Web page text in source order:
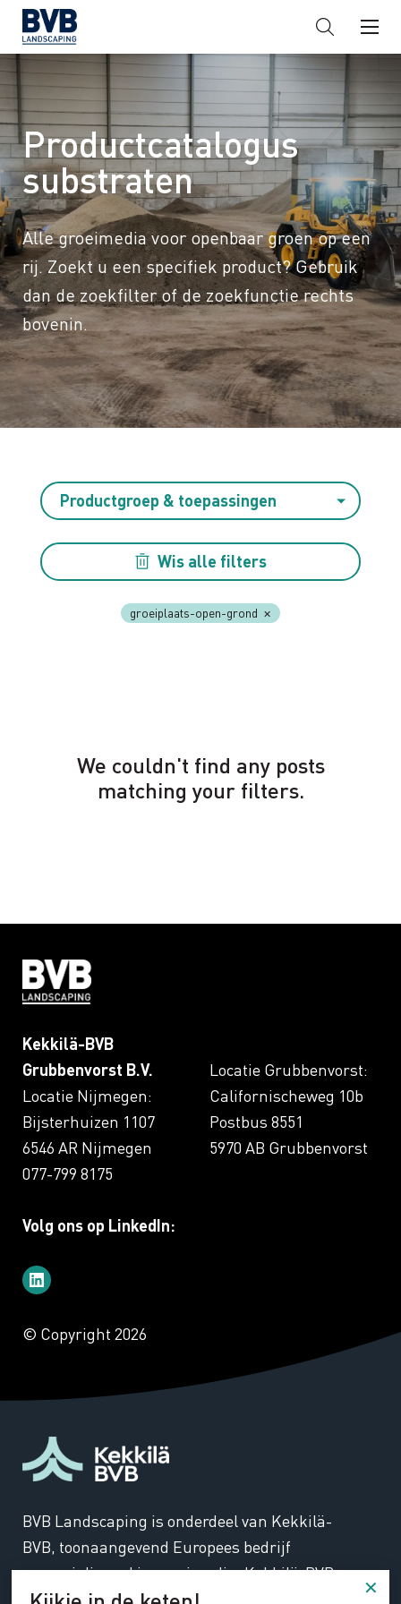
Productcatalogus
substraten
Alle groeimedia voor openbaar groen op een
rij. Zoekt u een specifiek product? Gebruik
dan de zoekfilter of de zoekfunctie rechts
bovenin.
Productgroep & toepassingen
Wis alle filters
groeiplaats-open-grond
We couldn't find any posts
matching your filters.
Kekkilä-BVB
Grubbenvorst B.V.
Locatie Nijmegen:
Bijsterhuizen 1107
6546 AR Nijmegen
077-799 8175
Volg ons op LinkedIn:
Locatie Grubbenvorst:
Californischeweg 10b
Postbus 8551
5970 AB Grubbenvorst
© Copyright 2026
BVB Landscaping is onderdeel van Kekkilä-
BVB, toonaangevend Europees bedrijf
gespecialiseerd in groeimedia. Kekkilä-BVB
ontwikkelt duurzame oplossingen voor het